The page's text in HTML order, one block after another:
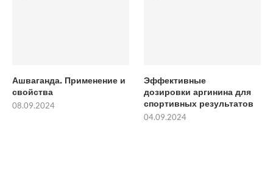
Ашваганда. Применение и
свойства
08.09.2024
Эффективные
дозировки аргинина для
спортивных результатов
04.09.2024